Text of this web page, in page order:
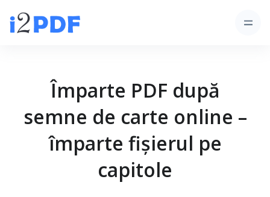
Împarte PDF după
semne de carte online –
împarte fișierul pe
capitole